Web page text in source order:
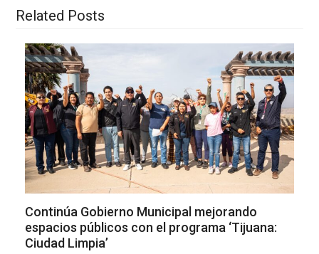
Related Posts
Continúa Gobierno Municipal mejorando
espacios públicos con el programa ‘Tijuana:
Ciudad Limpia’